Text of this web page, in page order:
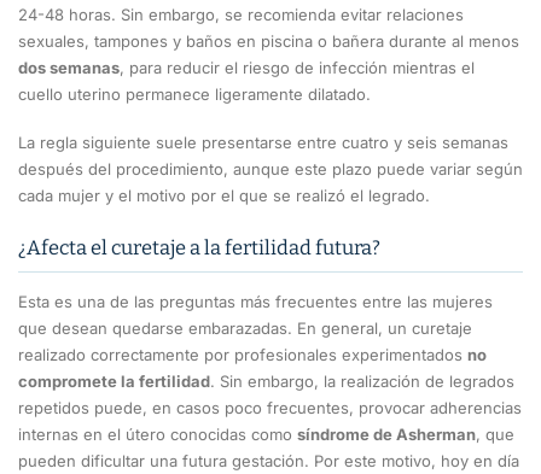
24-48 horas. Sin embargo, se recomienda evitar relaciones
sexuales, tampones y baños en piscina o bañera durante al menos
dos semanas, para reducir el riesgo de infección mientras el
cuello uterino permanece ligeramente dilatado.
La regla siguiente suele presentarse entre cuatro y seis semanas
después del procedimiento, aunque este plazo puede variar según
cada mujer y el motivo por el que se realizó el legrado.
¿Afecta el curetaje a la fertilidad futura?
Esta es una de las preguntas más frecuentes entre las mujeres
que desean quedarse embarazadas. En general, un curetaje
realizado correctamente por profesionales experimentados no
compromete la fertilidad. Sin embargo, la realización de legrados
repetidos puede, en casos poco frecuentes, provocar adherencias
internas en el útero conocidas como síndrome de Asherman, que
pueden dificultar una futura gestación. Por este motivo, hoy en día